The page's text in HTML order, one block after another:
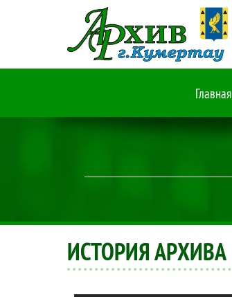
Главная
ИСТОРИЯ АРХИВА